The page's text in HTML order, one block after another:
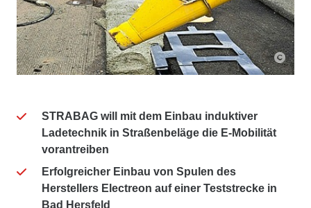
STRABAG will mit dem Einbau induktiver
Ladetechnik in Straßenbeläge die E-Mobilität
vorantreiben
Erfolgreicher Einbau von Spulen des
Herstellers Electreon auf einer Teststrecke in
Bad Hersfeld